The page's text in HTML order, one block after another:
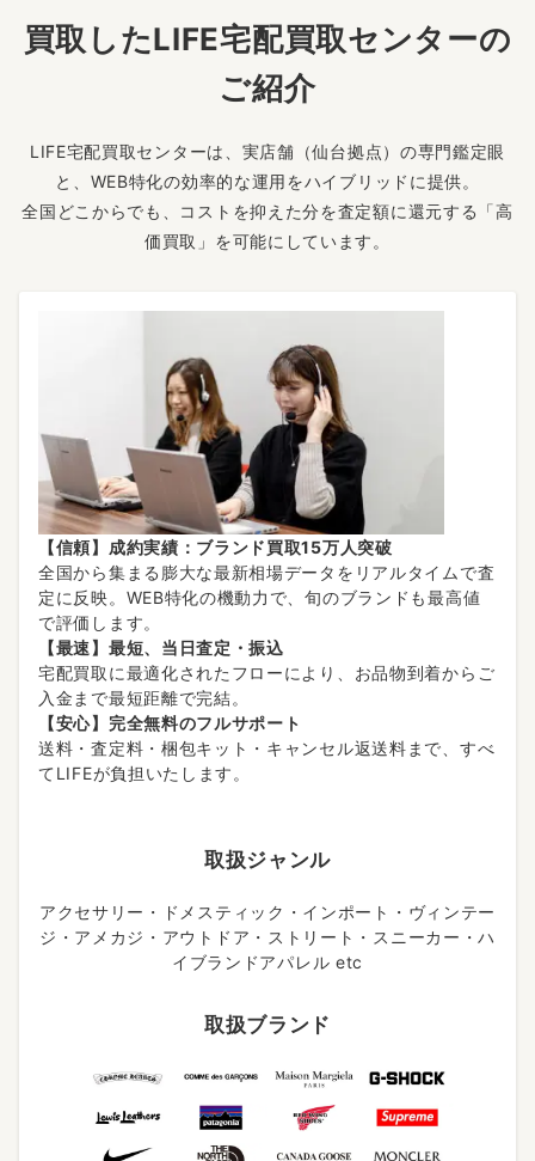
買取したLIFE宅配買取センターの
ご紹介
LIFE宅配買取センターは、実店舗（仙台拠点）の専門鑑定眼
と、WEB特化の効率的な運用をハイブリッドに提供。
全国どこからでも、コストを抑えた分を査定額に還元する「高
価買取」を可能にしています。
【信頼】成約実績：ブランド買取15万人突破
全国から集まる膨大な最新相場データをリアルタイムで査
定に反映。WEB特化の機動力で、旬のブランドも最高値
で評価します。
【最速】最短、当日査定・振込
宅配買取に最適化されたフローにより、お品物到着からご
入金まで最短距離で完結。
【安心】完全無料のフルサポート
送料・査定料・梱包キット・キャンセル返送料まで、すべ
てLIFEが負担いたします。
取扱ジャンル
アクセサリー・ドメスティック・インポート・ヴィンテー
ジ・アメカジ・アウトドア・ストリート・スニーカー・ハ
イブランドアパレル etc
取扱ブランド